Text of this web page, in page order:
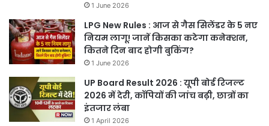
1 June 2026
LPG New Rules : आज से गैस सिलेंडर के 5 नए
नियम लागू! जानें किसका कटेगा कनेक्शन,
कितने दिन बाद होगी बुकिंग?
1 June 2026
UP Board Result 2026 : यूपी बोर्ड रिजल्ट
2026 में देरी, कॉपियों की जांच बढ़ी, छात्रों का
इंतजार लंबा
1 April 2026